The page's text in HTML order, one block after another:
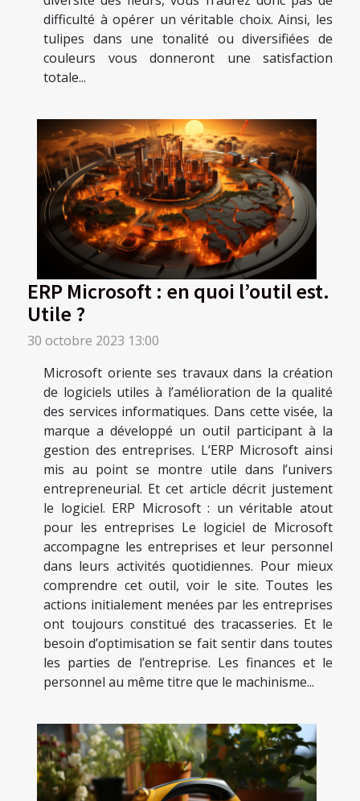
difficulté à opérer un véritable choix. Ainsi, les
tulipes dans une tonalité ou diversifiées de
couleurs vous donneront une satisfaction
totale...
ERP Microsoft : en quoi l’outil est.
Utile ?
30 octobre 2023 13:00
Microsoft oriente ses travaux dans la création
de logiciels utiles à l’amélioration de la qualité
des services informatiques. Dans cette visée, la
marque a développé un outil participant à la
gestion des entreprises. L’ERP Microsoft ainsi
mis au point se montre utile dans l’univers
entrepreneurial. Et cet article décrit justement
le logiciel. ERP Microsoft : un véritable atout
pour les entreprises Le logiciel de Microsoft
accompagne les entreprises et leur personnel
dans leurs activités quotidiennes. Pour mieux
comprendre cet outil, voir le site. Toutes les
actions initialement menées par les entreprises
ont toujours constitué des tracasseries. Et le
besoin d’optimisation se fait sentir dans toutes
les parties de l’entreprise. Les finances et le
personnel au même titre que le machinisme...